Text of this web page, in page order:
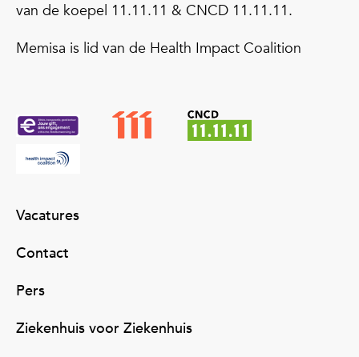
van de koepel 11.11.11 & CNCD 11.11.11.
Memisa is lid van de Health Impact Coalition
Vacatures
Contact
Pers
Ziekenhuis voor Ziekenhuis